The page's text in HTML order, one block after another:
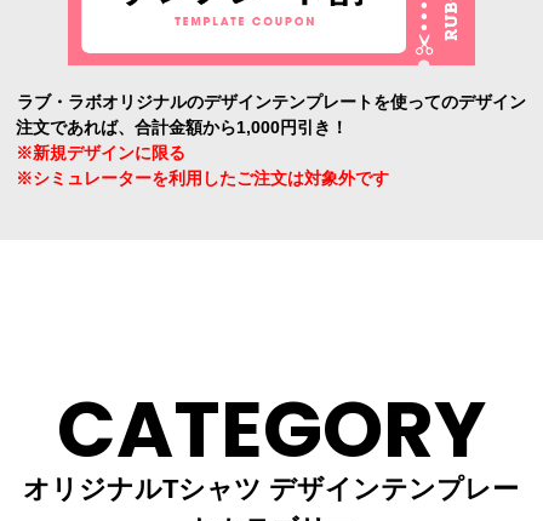
ラブ・ラボオリジナルのデザインテンプレートを使ってのデザイン
注文であれば、合計金額から1,000円引き！
※新規デザインに限る
※シミュレーターを利用したご注文は対象外です
CATEGORY
オリジナルTシャツ デザインテンプレー